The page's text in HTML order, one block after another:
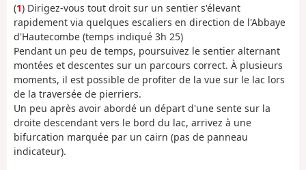
(1) Dirigez-vous tout droit sur un sentier s'élevant
rapidement via quelques escaliers en direction de l'Abbaye
d'Hautecombe (temps indiqué 3h 25)
Pendant un peu de temps, poursuivez le sentier alternant
montées et descentes sur un parcours correct. À plusieurs
moments, il est possible de profiter de la vue sur le lac lors
de la traversée de pierriers.
Un peu après avoir abordé un départ d'une sente sur la
droite descendant vers le bord du lac, arrivez à une
bifurcation marquée par un cairn (pas de panneau
indicateur).